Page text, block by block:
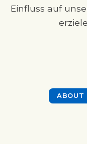
Einfluss auf
ABOUT